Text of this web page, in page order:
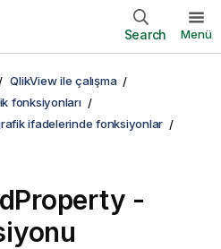
Search Menü
QlikView ile çalışma
fonksiyonları
ifadelerinde fonksiyonlar
-